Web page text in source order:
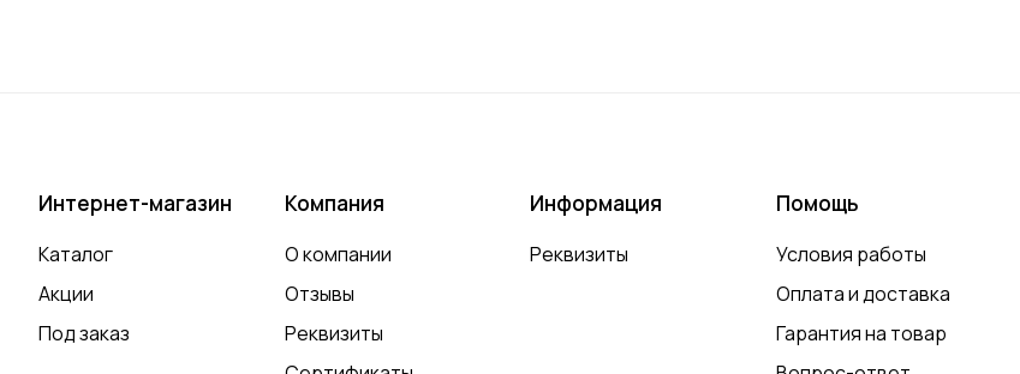
Интернет-магазин
Каталог
Акции
Под заказ
Компания
О компании
Отзывы
Реквизиты
Информация
Реквизиты
Помощь
Условия работы
Оплата и доставка
Гарантия на товар